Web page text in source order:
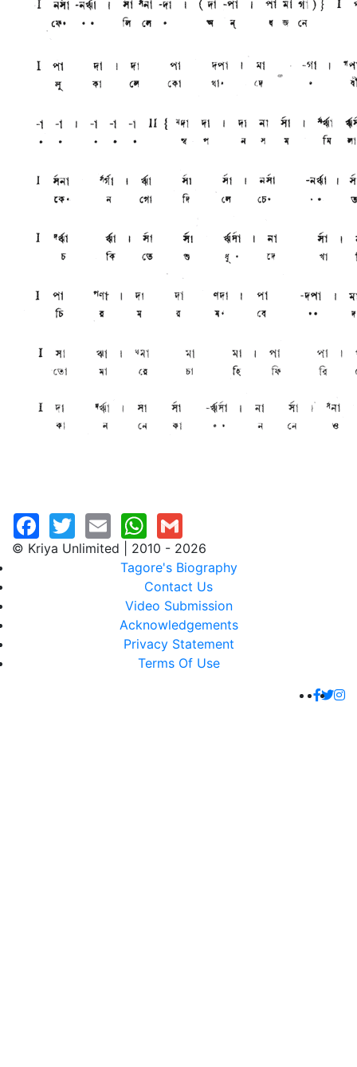
© Kriya Unlimited | 2010 - 2026
Tagore's Biography
Contact Us
Video Submission
Acknowledgements
Privacy Statement
Terms Of Use